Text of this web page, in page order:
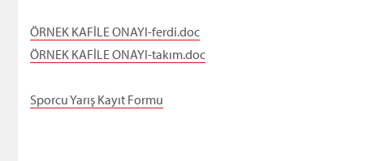
ÖRNEK KAFİLE ONAYI-ferdi.doc
ÖRNEK KAFİLE ONAYI-takım.doc
Sporcu Yarış Kayıt Formu
Genç Bilgi Sistemi